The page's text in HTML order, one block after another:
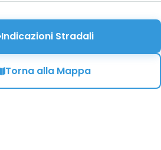
Indicazioni Stradali
Torna alla Mappa